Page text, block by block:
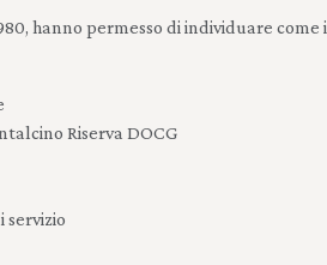
hanno permesso di individuare come i
Riserva DOCG
servizio